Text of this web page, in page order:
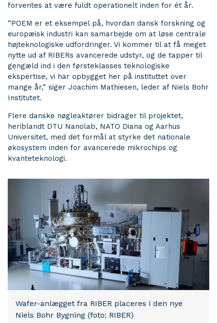
forventes at være fuldt operationelt inden for ét år.
”POEM er et eksempel på, hvordan dansk forskning og
europæisk industri kan samarbejde om at løse centrale
højteknologiske udfordringer. Vi kommer til at få meget
nytte ud af RIBERs avancerede udstyr, og de tapper til
gengæld ind i den førsteklasses teknologiske
ekspertise, vi har opbygget her på instituttet over
mange år,” siger Joachim Mathiesen, leder af Niels Bohr
Institutet.
Flere danske nøgleaktører bidrager til projektet,
heriblandt DTU Nanolab, NATO Diana og Aarhus
Universitet, med det formål at styrke det nationale
økosystem inden for avancerede mikrochips og
kvanteteknologi.
Wafer-anlægget fra RIBER placeres i den nye
Niels Bohr Bygning (foto: RIBER)